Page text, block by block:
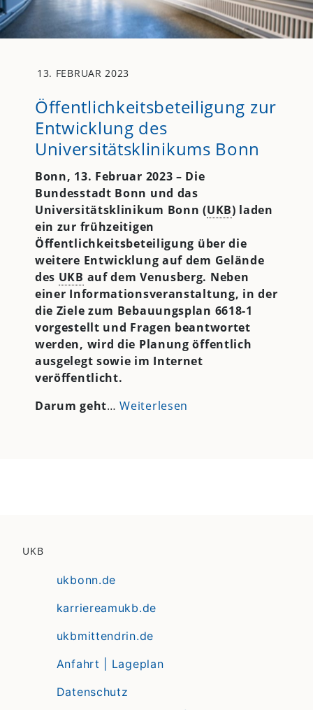
13. FEBRUAR 2023
Öffentlichkeitsbeteiligung zur
Entwicklung des
Universitätsklinikums Bonn
Bonn, 13. Februar 2023 – Die
Bundesstadt Bonn und das
Universitätsklinikum Bonn (UKB) laden
ein zur frühzeitigen
Öffentlichkeitsbeteiligung über die
weitere Entwicklung auf dem Gelände
des UKB auf dem Venusberg. Neben
einer Informationsveranstaltung, in der
die Ziele zum Bebauungsplan 6618-1
vorgestellt und Fragen beantwortet
werden, wird die Planung öffentlich
ausgelegt sowie im Internet
veröffentlicht.
Darum geht…Weiterlesen
UKB
ukbonn.de
karriereamukb.de
ukbmittendrin.de
Anfahrt | Lageplan
Datenschutz